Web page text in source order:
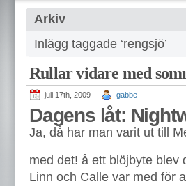
Arkiv
Inlägg taggade ‘rengsjö’
Rullar vidare med
juli 17th, 2009 gabbe
Dagens låt:
Ja, då har man varit ut till
med det! å ett blöjbyte blev
Linn och Calle var med för